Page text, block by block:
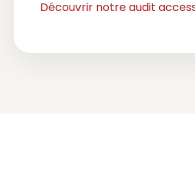
Découvrir notre audit